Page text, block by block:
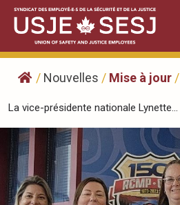
Skip
content
/ Nouvelles / Mise à jour /
La vice-présidente nationale Lynette...